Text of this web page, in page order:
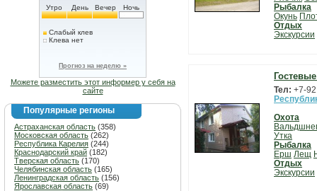
Утро День Вечер Ночь
Слабый клев
Клева нет
Прогноз на неделю »
Можете разместить этот информер у себя на
сайте
Популярные регионы
Астраханская область (358)
Московская область (262)
Республика Карелия (244)
Краснодарский край (182)
Тверская область (170)
Челябинская область (165)
Ленинградская область (156)
Ярославская область (69)
Рыбалка
Окунь
Отдых
Экскурсии
Тел: +7-
Охота
Утка
Рыбалка
Ерш Лещ
Отдых
Экскурсии